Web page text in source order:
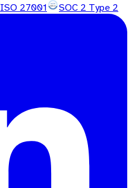
ISO 27001 SOC 2 Type 2